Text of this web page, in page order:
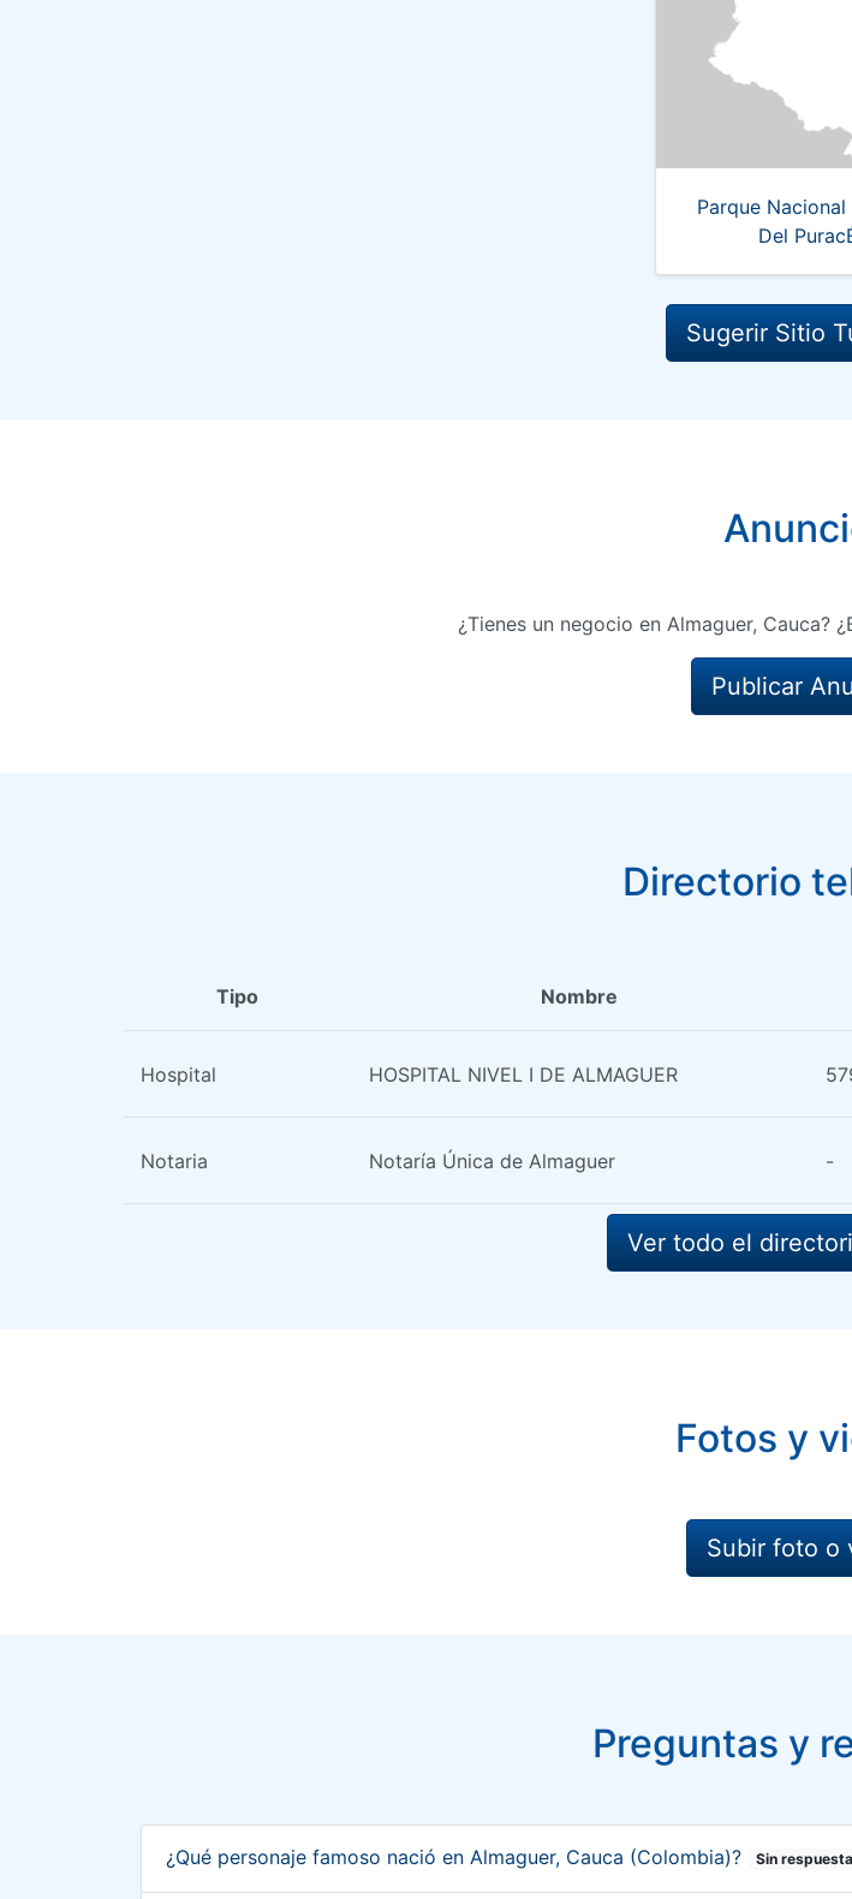
Parque Nacional
Del
Sugerir Sitio
¿Tienes un negocio en Almaguer, Cauca?
Publicar
Directorio
Tipo Nombre
Hospital HOSPITAL NIVEL I DE ALMAGUER
Notaria Notaría Única de Almaguer -
Ver todo el
Fotos y
Subir foto o
Preguntas y
¿Qué personaje famoso nació en Almaguer, Cauca (Colombia)? Sin